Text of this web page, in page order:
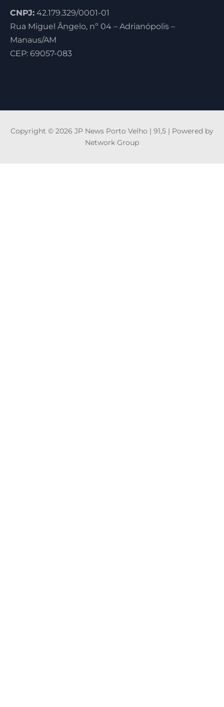
CNPJ: 42.179.329/0001-01
Rua Miguel Ângelo, nº 04 – Adrianópolis –
Manaus/AM
CEP: 69057-083
Copyright © 2026 JP News Porto Velho | 91,5 | Powered by
Network Group